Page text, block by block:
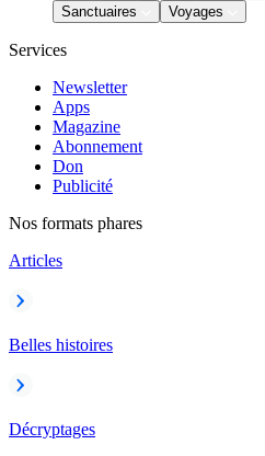
Sanctuaires
Voyages
Services
Newsletter
Apps
Magazine
Abonnement
Don
Publicité
Nos formats phares
Articles
Belles histoires
Décryptages